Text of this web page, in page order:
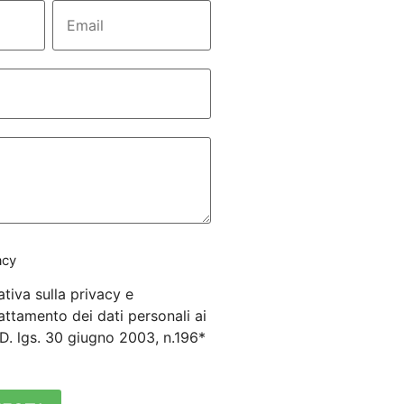
sulla privacy e
dei dati personali ai
lgs. 30 giugno 2003, n.196*